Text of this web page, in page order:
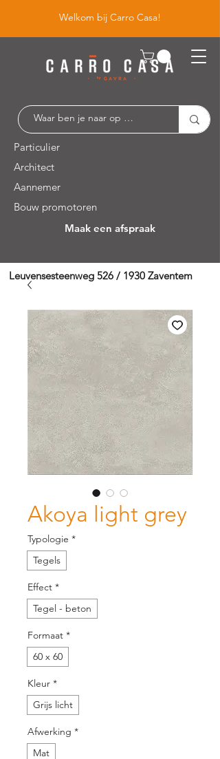
Welkom bij Carro Casa!
Particulier
Architect
Aannemer
Bouw promotoren
Maak een afspraak
Leuvensesteenweg 526 / 1930 Zaventem
Akoya light grey
Typologie *
Tegels
Effect *
Tegel - beton
Formaat *
60 x 60
Kleur *
Grijs licht
Afwerking *
Mat